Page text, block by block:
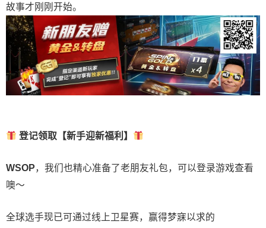
故事才刚刚开始。
登记领取【新手迎新福利】
WSOP，我们也精心准备了老朋友礼包，可以登录游戏查看
噢～
全球选手现已可通过线上卫星赛，赢得梦寐以求的